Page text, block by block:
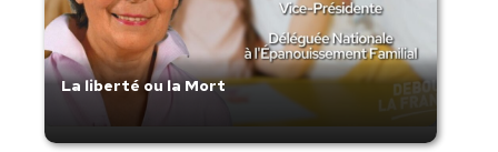
La liberté ou la Mort